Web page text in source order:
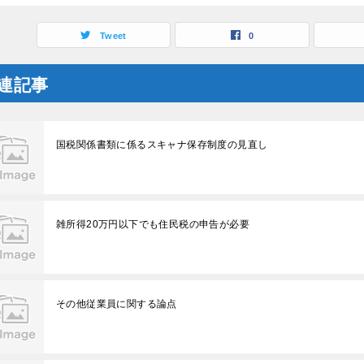
Tweet 0
記事
国税関係書類に係るスキャナ保存制度の見直し
雑所得20万円以下でも住民税の申告が必要
その他従業員に関する論点